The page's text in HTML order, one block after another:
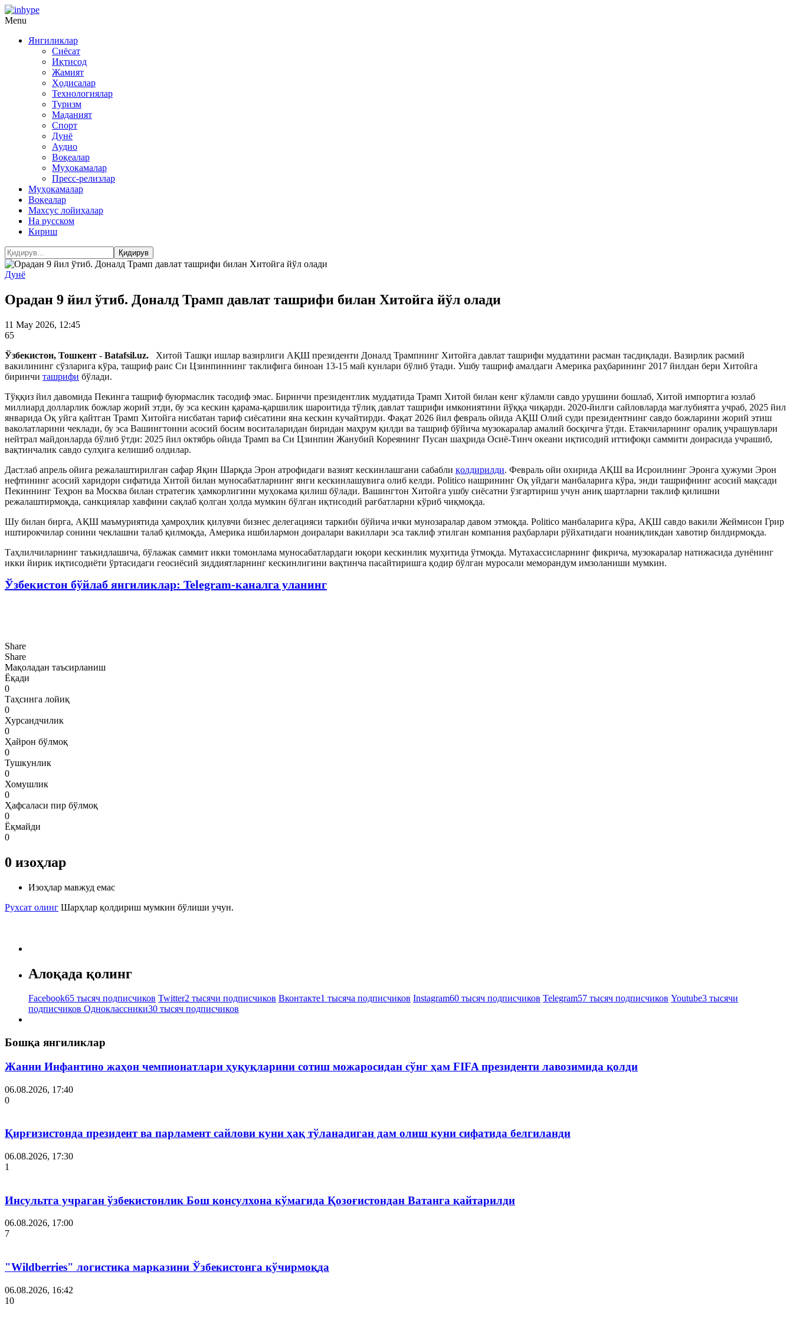
Menu
Янгиликлар
Сиёсат
Иқтисод
Жамият
Ҳодисалар
Технологиялар
Туризм
Маданият
Спорт
Дунё
Аудио
Воқеалар
Муҳокамалар
Пресс-релизлар
Муҳокамалар
Воқеалар
Махсус лойиҳалар
На русском
Кириш
Дунё
Орадан 9 йил ўтиб. Доналд Трамп давлат ташрифи билан Хитойга йўл олади
11 May 2026, 12:45
65
Ўзбекистон, Тошкент - Batafsil.uz. Хитой Ташқи ишлар вазирлиги АҚШ президенти Доналд Трампнинг Хитойга давлат ташрифи муддатини расман тасдиқлади. Вазирлик расмий
вакилининг сўзларига кўра, ташриф раис Си Цзинпиннинг таклифига биноан 13-15 май кунлари бўлиб ўтади. Ушбу ташриф амалдаги Америка раҳбарининг 2017 йилдан бери Хитойга
биринчи ташрифи бўлади.
Тўққиз йил давомида Пекинга ташриф буюрмаслик тасодиф эмас. Биринчи президентлик муддатида Трамп Хитой билан кенг кўламли савдо урушини бошлаб, Хитой импортига юзлаб
миллиард долларлик божлар жорий этди, бу эса кескин қарама-қаршилик шароитида тўлиқ давлат ташрифи имкониятини йўққа чиқарди. 2020-йилги сайловларда мағлубиятга учраб, 2025 йил
январида Оқ уйга қайтган Трамп Хитойга нисбатан тариф сиёсатини яна кескин кучайтирди. Фақат 2026 йил февраль ойида АҚШ Олий суди президентнинг савдо божларини жорий этиш
ваколатларини чеклади, бу эса Вашингтонни асосий босим воситаларидан биридан маҳрум қилди ва ташриф бўйича музокаралар амалий босқичга ўтди. Етакчиларнинг оралиқ учрашувлари
нейтрал майдонларда бўлиб ўтди: 2025 йил октябрь ойида Трамп ва Си Цзинпин Жанубий Кореянинг Пусан шаҳрида Осиё-Тинч океани иқтисодий иттифоқи саммити доирасида учрашиб,
вақтинчалик савдо сулҳига келишиб олдилар.
Дастлаб апрель ойига режалаштирилган сафар Яқин Шарқда Эрон атрофидаги вазият кескинлашгани сабабли қолдирилди. Февраль ойи охирида АҚШ ва Исроилнинг Эронга ҳужуми Эрон
нефтининг асосий харидори сифатида Хитой билан муносабатларнинг янги кескинлашувига олиб келди. Politico нашрининг Оқ уйдаги манбаларига кўра, энди ташрифнинг асосий мақсади
Пекиннинг Теҳрон ва Москва билан стратегик ҳамкорлигини муҳокама қилиш бўлади. Вашингтон Хитойга ушбу сиёсатни ўзгартириш учун аниқ шартларни таклиф қилишни
режалаштирмоқда, санкциялар хавфини сақлаб қолган ҳолда мумкин бўлган иқтисодий рағбатларни кўриб чиқмоқда.
Шу билан бирга, АҚШ маъмуриятида ҳамроҳлик қилувчи бизнес делегацияси таркиби бўйича ички мунозаралар давом этмоқда. Politico манбаларига кўра, АҚШ савдо вакили Жеймисон Грир
иштирокчилар сонини чеклашни талаб қилмоқда, Америка ишбилармон доиралари вакиллари эса таклиф этилган компания раҳбарлари рўйхатидаги ноаниқликдан хавотир билдирмоқда.
Таҳлилчиларнинг таъкидлашича, бўлажак саммит икки томонлама муносабатлардаги юқори кескинлик муҳитида ўтмоқда. Мутахассисларнинг фикрича, музокаралар натижасида дунёнинг
икки йирик иқтисодиёти ўртасидаги геосиёсий зиддиятларнинг кескинлигини вақтинча пасайтиришга қодир бўлган муросали меморандум имзоланиши мумкин.
Ўзбекистон бўйлаб янгиликлар: Telegram-каналга уланинг
Share
Share
Мақоладан таъсирланиш
Ёқади
0
Таҳсинга лойиқ
0
Хурсандчилик
0
Ҳайрон бўлмоқ
0
Тушкунлик
0
Хомушлик
0
Ҳафсаласи пир бўлмоқ
0
Ёқмайди
0
0 изоҳлар
Изоҳлар мавжуд емас
Рухсат олинг Шарҳлар қолдириш мумкин бўлиши учун.
Алоқада қолинг
Facebook65 тысяч подписчиков Twitter2 тысячи подписчиков Вконтакте1 тысяча подписчиков Instagram60 тысяч подписчиков Telegram57 тысяч подписчиков Youtube3 тысячи
подписчиков Одноклассники30 тысяч подписчиков
Бошқа янгиликлар
Жанни Инфантино жаҳон чемпионатлари ҳуқуқларини сотиш можаросидан сўнг ҳам FIFA президенти лавозимида қолди
06.08.2026, 17:40
0
Қирғизистонда президент ва парламент сайлови куни ҳақ тўланадиган дам олиш куни сифатида белгиланди
06.08.2026, 17:30
1
Инсультга учраган ўзбекистонлик Бош консулхона кўмагида Қозоғистондан Ватанга қайтарилди
06.08.2026, 17:00
7
"Wildberries" логистика марказини Ўзбекистонга кўчирмоқда
06.08.2026, 16:42
10